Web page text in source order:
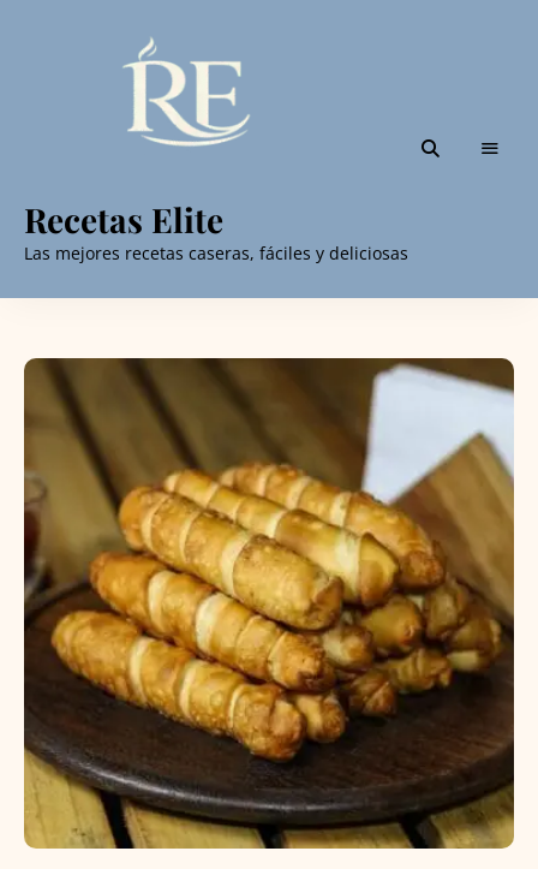
Recetas Elite
Las mejores recetas caseras, fáciles y deliciosas